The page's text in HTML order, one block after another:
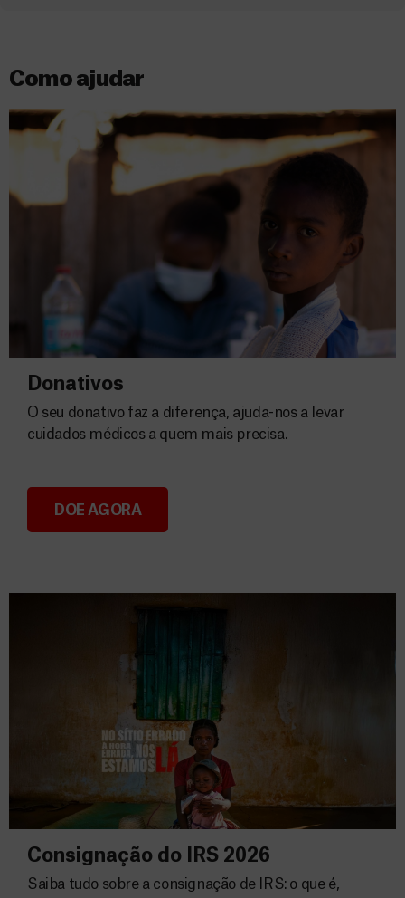
Como ajudar
Donativos
Donativos
O seu donativo faz a diferença, ajuda-nos a levar
cuidados médicos a quem mais precisa.
DOE AGORA
Consignação do IRS 2026
Saiba tudo sobre a consignação de IRS: o que é,